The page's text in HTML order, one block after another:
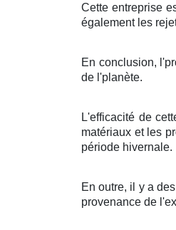
Cetteentreprise
également les
En conclusion, l'
de l'planète.
L'efficacité de
matériaux et les
période hivernale.
En outre, il y a des
provenance de